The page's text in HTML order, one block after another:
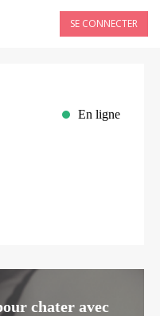
SE CONNECTER
En ligne
chater avec